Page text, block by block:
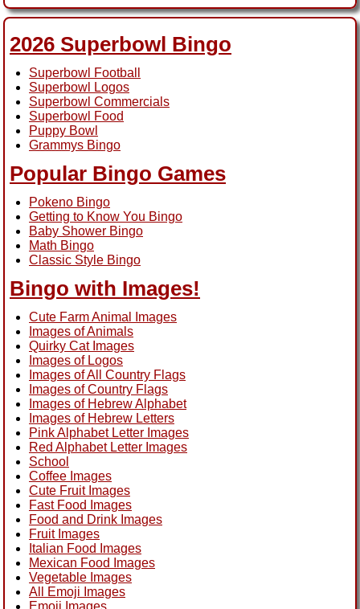
2026 Superbowl Bingo
Superbowl Football
Superbowl Logos
Superbowl Commercials
Superbowl Food
Puppy Bowl
Grammys Bingo
Popular Bingo Games
Pokeno Bingo
Getting to Know You Bingo
Baby Shower Bingo
Math Bingo
Classic Style Bingo
Bingo with Images!
Cute Farm Animal Images
Images of Animals
Quirky Cat Images
Images of Logos
Images of All Country Flags
Images of Country Flags
Images of Hebrew Alphabet
Images of Hebrew Letters
Pink Alphabet Letter Images
Red Alphabet Letter Images
School
Coffee Images
Cute Fruit Images
Fast Food Images
Food and Drink Images
Fruit Images
Italian Food Images
Mexican Food Images
Vegetable Images
All Emoji Images
Emoji Images